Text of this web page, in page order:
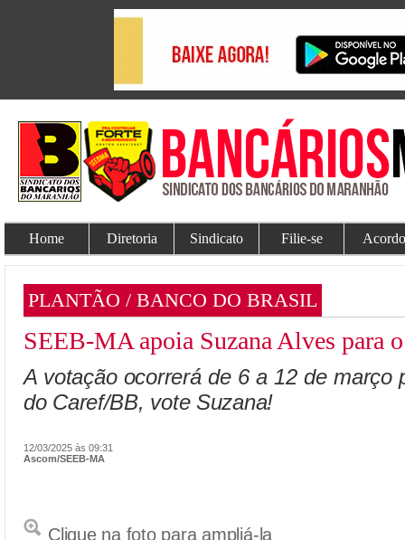
Home Diretoria Sindicato Filie-se
PLANTÃO / BANCO DO BRASIL
SEEB-MA apoia Suzana Alves para
A votação ocorrerá de 6 a 12 de março
do Caref/BB, vote Suzana!
12/03/2025 às 09:31
Ascom/SEEB-MA
Clique na foto para ampliá-la